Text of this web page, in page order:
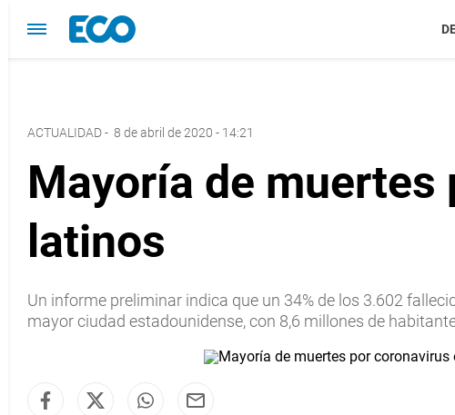
ACTUALIDAD- 8 de abril de 2020 - 14:21
Mayoría de muertes
latinos
Un informe preliminar indica que un 34% de los 3.602
mayor ciudad estadounidense, con 8,6 millones de